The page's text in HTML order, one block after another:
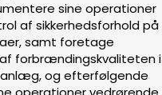
sine operationer
af sikkerhedsforhold på
samt foretage
forbrændingskvaliteten i
og efterfølgende